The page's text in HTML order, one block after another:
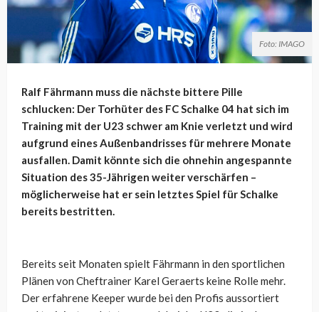
Foto: IMAGO
Ralf Fährmann muss die nächste bittere Pille
schlucken: Der Torhüter des FC Schalke 04 hat sich im
Training mit der U23 schwer am Knie verletzt und wird
aufgrund eines Außenbandrisses für mehrere Monate
ausfallen. Damit könnte sich die ohnehin angespannte
Situation des 35-Jährigen weiter verschärfen –
möglicherweise hat er sein letztes Spiel für Schalke
bereits bestritten.
Bereits seit Monaten spielt Fährmann in den sportlichen
Plänen von Cheftrainer Karel Geraerts keine Rolle mehr.
Der erfahrene Keeper wurde bei den Profis aussortiert